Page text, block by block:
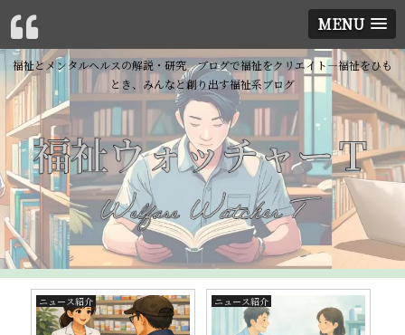
MENU
福祉とメンタルヘルスの解説・研究 ブログで福祉をクリエイト―福祉をひも
とき、みんなと創り出す福祉系ブログ
ニュース紹介 ニュース紹介